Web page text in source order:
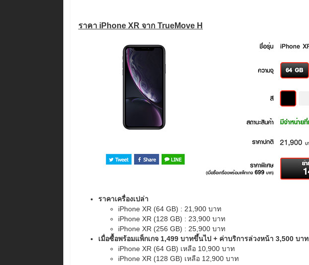
ราคา iPhone XR จาก TrueMove H
ราคาเครื่องเปล่า
iPhone XR (64 GB) : 21,900 บาท
iPhone XR (128 GB) : 23,900 บาท
iPhone XR (256 GB) : 25,900 บาท
เมื่อซื้อพร้อมแพ็กเกจ 1,499 บาทขึ้นไป + ค่าบริการล่วงหน้า 3,500 บาท
iPhone XR (64 GB) เหลือ 10,900 บาท
iPhone XR (128 GB) เหลือ 12,900 บาท